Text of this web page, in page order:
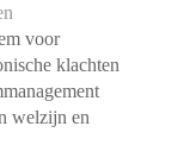
voor
klachten
welzijn en